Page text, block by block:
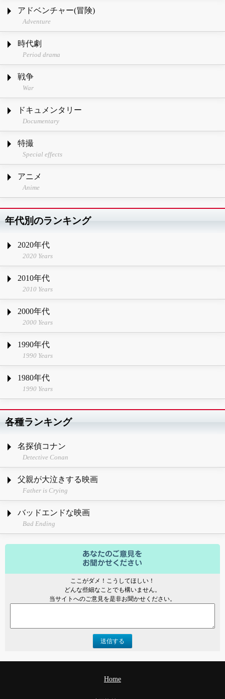
アドベンチャー(冒険)
Adventure
時代劇
Period drama
戦争
War
ドキュメンタリー
Documentary
特撮
Special effects
アニメ
Anime
年代別のランキング
2020年代
2020 Years
2010年代
2010 Years
2000年代
2000 Years
1990年代
1990 Years
1980年代
1990 Years
各種ランキング
名探偵コナン
Detective Conan
父親が大泣きする映画
Father is Crying
バッドエンドな映画
Bad Ending
ここがダメ！こうしてほしい！
どんな些細なことでも構いません。
当サイトへのご意見を是非お聞かせください。
送信する
Home